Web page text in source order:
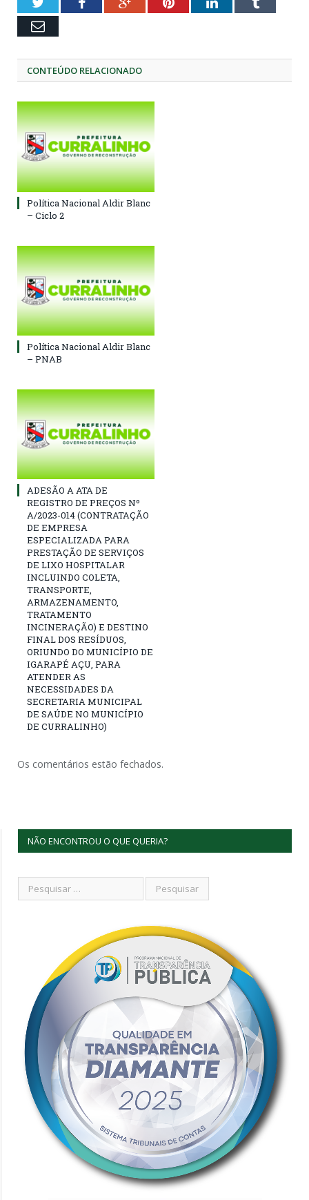
Email
CONTEÚDO RELACIONADO
Política Nacional Aldir Blanc
– Ciclo 2
Política Nacional Aldir Blanc
– PNAB
ADESÃO A ATA DE
REGISTRO DE PREÇOS Nº
A/2023-014 (CONTRATAÇÃO
DE EMPRESA
ESPECIALIZADA PARA
PRESTAÇÃO DE SERVIÇOS
DE LIXO HOSPITALAR
INCLUINDO COLETA,
TRANSPORTE,
ARMAZENAMENTO,
TRATAMENTO
INCINERAÇÃO) E DESTINO
FINAL DOS RESÍDUOS,
ORIUNDO DO MUNICÍPIO DE
IGARAPÉ AÇU, PARA
ATENDER AS
NECESSIDADES DA
SECRETARIA MUNICIPAL
DE SAÚDE NO MUNICÍPIO
DE CURRALINHO)
Os comentários estão fechados.
NÃO ENCONTROU O QUE QUERIA?